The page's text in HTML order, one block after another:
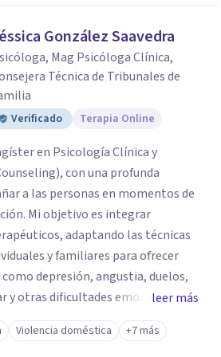
González Saavedra
Mag Psicóloga Clínica,
Técnica de Tribunales de
Verificado Terapia Online
en Psicología Clínica y
con una profunda
a las personas en momentos de
Mi objetivo es integrar
adaptando las técnicas
y familiares para ofrecer
depresión, angustia, duelos,
y otras dificultades emocionales,
o familiar. Cuento con
profesional en consulta
leer más
Violencia doméstica +7 más